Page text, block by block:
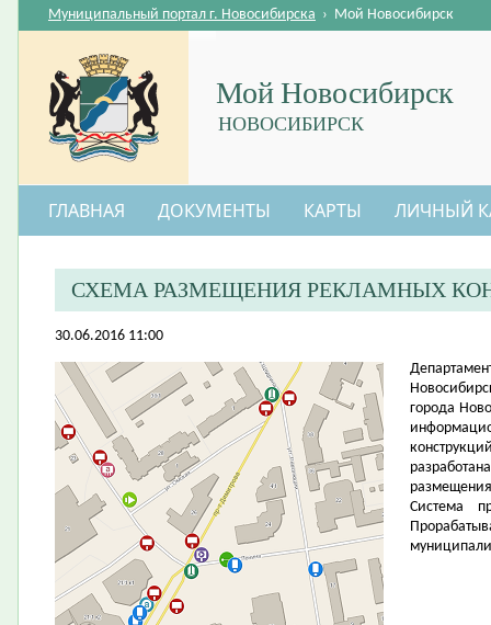
Мой Новосибирск
НОВОСИБИРСК
Муниципальный портал г. Новосибирска › Мой Новосибирск
ГЛАВНАЯ ДОКУМЕНТЫ КАРТЫ ЛИЧНЫЙ
СХЕМА РАЗМЕЩЕНИЯ РЕКЛАМНЫХ
30.06.2016 11:00
города
Система